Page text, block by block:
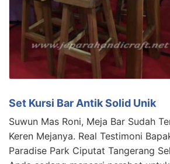
Set Kursi Bar Antik Solid Unik
Suwun Mas Roni, Meja Bar Sudah
Keren Mejanya. Real Testimoni
Paradise Park Ciputat Tangerang